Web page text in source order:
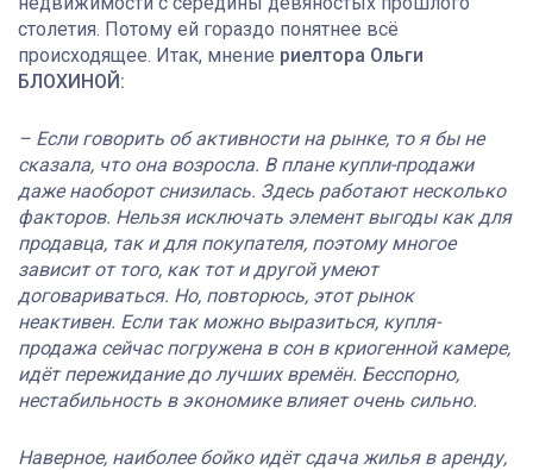
столетия. Потому ей гораздо понятнее всё
происходящее. Итак, мнение риелтора Ольги
БЛОХИНОЙ:
– Если говорить об активности на рынке, то я бы не
сказала, что она возросла. В плане купли-продажи
даже наоборот снизилась. Здесь работают несколько
факторов. Нельзя исключать элемент выгоды как для
продавца, так и для покупателя, поэтому многое
зависит от того, как тот и другой умеют
договариваться. Но, повторюсь, этот рынок
неактивен. Если так можно выразиться, купля-
продажа сейчас погружена в сон в криогенной камере,
идёт пережидание до лучших времён. Бесспорно,
нестабильность в экономике влияет очень сильно.
Наверное, наиболее бойко идёт сдача жилья в аренду,